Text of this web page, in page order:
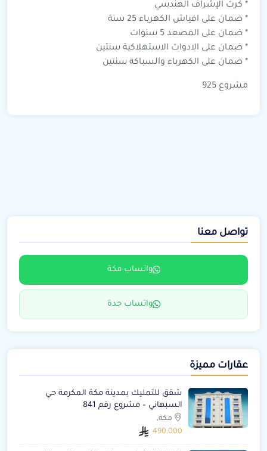
* كرت الإشراف الهندسي
* ضمان على افياش الكهرباء 25 سنة
* ⁠ضمان على المصعد 5 سنوات
* ⁠ضمان على الادوات الاستهلاكية سنتين
* ⁠ضمان على الكهرباء والسباكة سنتين
مشروع 925
تواصل معنا
واتساب مكة
واتساب جدة
عقارات مميزة
شقق للتمليك بمدينة مكة المكرمة حي
السبهاني – مشروع رقم 841
مكة,
490,000